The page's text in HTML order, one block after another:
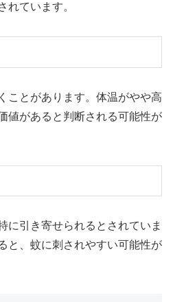
れています。
ことがあります。体温がやや高
値があると判断される可能性が
に引き寄せられるとされていま
と、蚊に刺されやすい可能性が